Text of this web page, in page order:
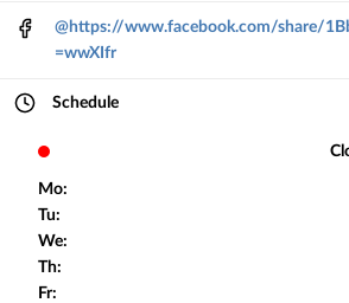
@https://www.facebook.com/share/
=wwXIfr
Schedule
Mo:
Tu:
We:
Th:
Fr: